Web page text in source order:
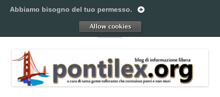
al
Pontilex
Menu
Abbiamo bisogno del tuo permesso.